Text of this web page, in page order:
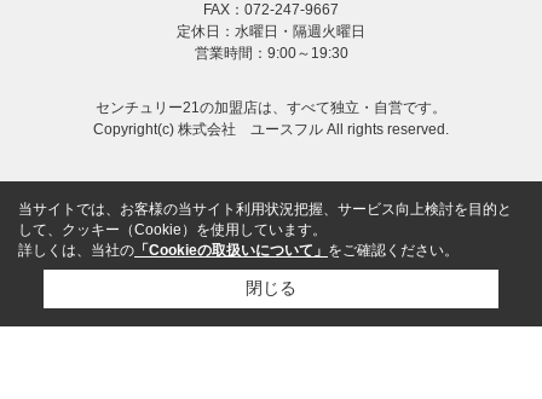
FAX：072-247-9667
定休日：水曜日・隔週火曜日
営業時間：9:00～19:30
センチュリー21の加盟店は、すべて独立・自営です。
Copyright(c) 株式会社 ユースフル All rights reserved.
当サイトでは、お客様の当サイト利用状況把握、サービス向上検討を目的と
して、クッキー（Cookie）を使用しています。
詳しくは、当社の 「Cookieの取扱いについて」 をご確認ください。
閉じる